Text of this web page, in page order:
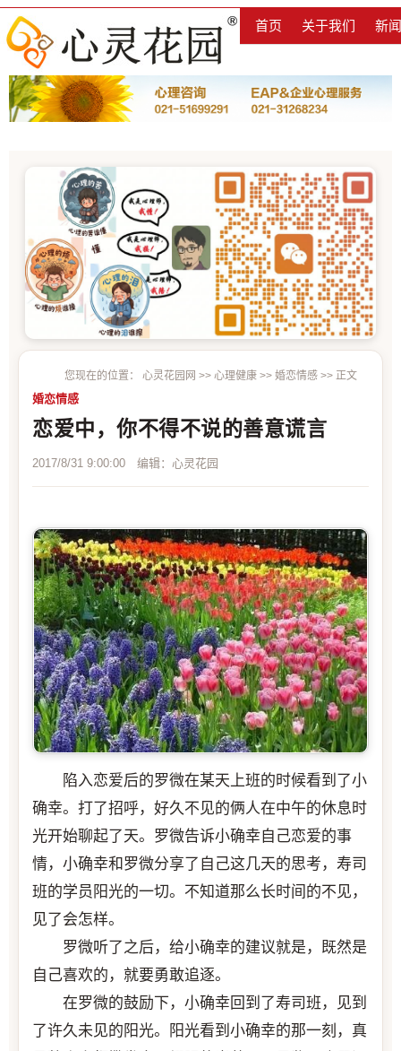
首页 关于我们 新
您现在的位置： 心灵花园网 >> 心理健康 >> 婚恋情感 >> 正文
婚恋情感
恋爱中，你不得不说的善意谎言
2017/8/31 9:00:00 编辑：心灵花园
陷入恋爱后的罗微在某天上班的时候看到了小
确幸。打了招呼，好久不见的俩人在中午的休息时
光开始聊起了天。罗微告诉小确幸自己恋爱的事
情，小确幸和罗微分享了自己这几天的思考，寿司
班的学员阳光的一切。不知道那么长时间的不见，
见了会怎样。
罗微听了之后，给小确幸的建议就是，既然是
自己喜欢的，就要勇敢追逐。
在罗微的鼓励下，小确幸回到了寿司班，见到
了许久未见的阳光。阳光看到小确幸的那一刻，真